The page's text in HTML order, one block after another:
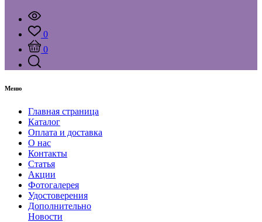
0
0
Меню
Главная страница
Каталог
Оплата и доставка
О нас
Контакты
Статья
Акции
Фотогалерея
Удостоверения
Дополнительно
Новости